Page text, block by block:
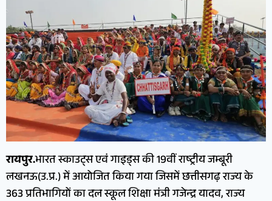
रायपुर.भारत स्काउट्स एवं गाइड्स की 19वीं राष्ट्रीय जम्बूरी
लखनऊ(उ.प्र.) में आयोजित किया गया जिसमें छत्तीसगढ़ राज्य के
363 प्रतिभागियों का दल स्कूल शिक्षा मंत्री गजेन्द्र यादव, राज्य